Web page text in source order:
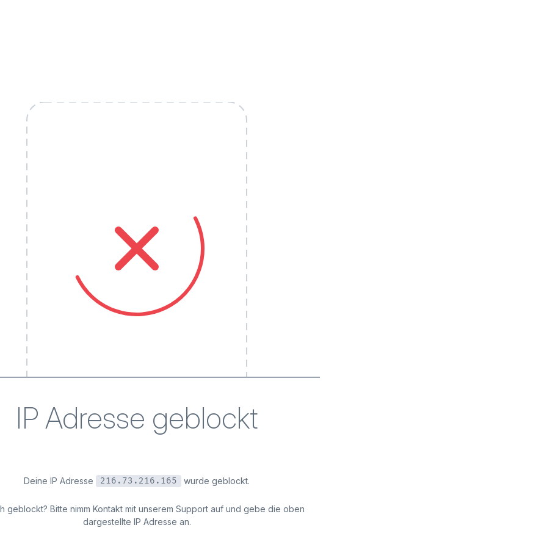
IP Adresse geblockt
Deine IP Adresse 216.73.216.165 wurde geblockt.
geblockt? Bitte nimm Kontakt mit unserem Support auf und gebe die oben
dargestellte IP Adresse an.